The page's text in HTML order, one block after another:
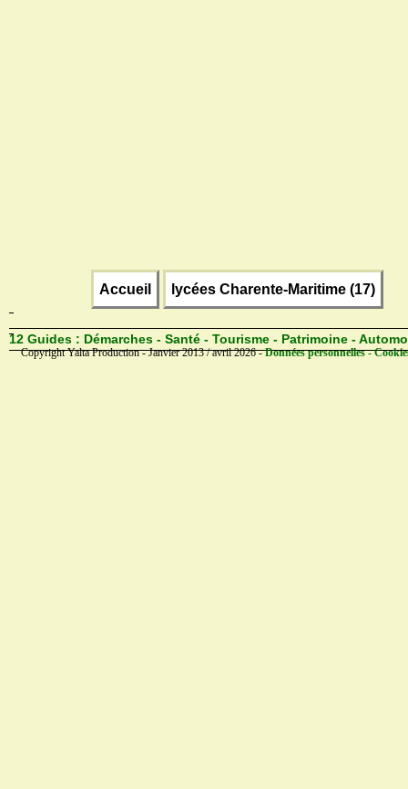
Accueil lycées Charente-Maritime (17)
12 Guides : Démarches - Santé - Tourisme - Patrimoine -
Copyright Yalta Production - Janvier 2013 / avril 2026 -Données personnelles -